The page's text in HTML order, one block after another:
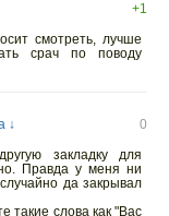
+1
смотреть, лучше
срач по поводу
↓
0
закладку для
Правда у меня ни
да закрывал
такие слова как "Вас